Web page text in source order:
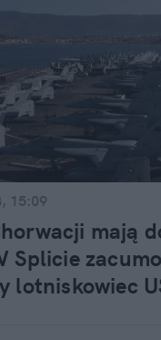
15:09
mają
Splicie
lotniskowiec